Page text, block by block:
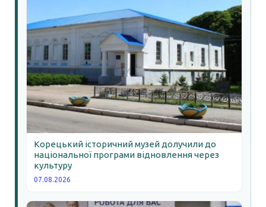
Корецький історичний музей долучили до
національної програми відновлення через
культуру
07.08.2026